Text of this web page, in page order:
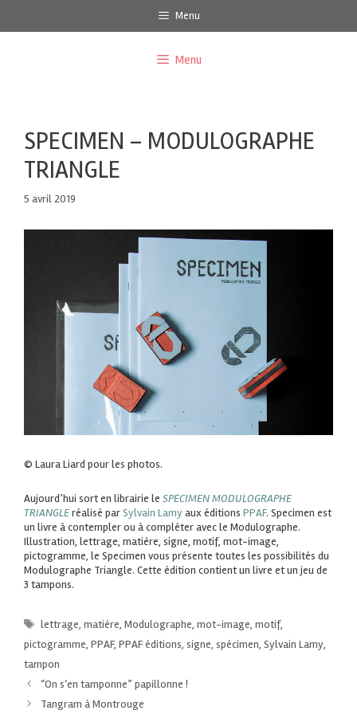
Menu
Menu
SPECIMEN – MODULOGRAPHE
TRIANGLE
5 avril 2019
© Laura Liard pour les photos.
Aujourd’hui sort en librairie le SPECIMEN MODULOGRAPHE
TRIANGLEréalisé parSylvain Lamyaux éditions PPAF. Specimen est
un livre à contempler ou à compléter avec le Modulographe.
Illustration, lettrage, matière, signe, motif, mot-image,
pictogramme, le Specimen vous présente toutes les possibilités du
Modulographe Triangle. Cette édition contient un livre et un jeu de
3 tampons.
lettrage,matière,Modulographe,mot-image,motif,
pictogramme, PPAF, PPAF éditions, signe, spécimen, Sylvain Lamy,
tampon
“On s‘en tamponne” papillonne !
Tangram à Montrouge